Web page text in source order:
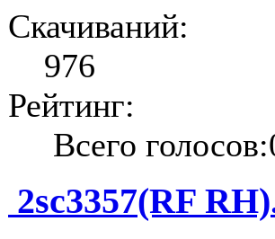
Скачиваний:
976
Рейтинг:
Всего
2sc3357(RF